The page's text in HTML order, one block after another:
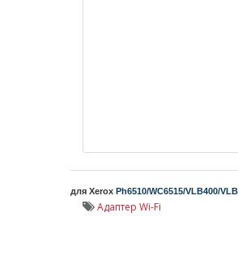
для Xerox Ph6510/WC6515/VLB400/
Адаптер Wi-Fi